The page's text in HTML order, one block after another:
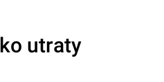
utraty